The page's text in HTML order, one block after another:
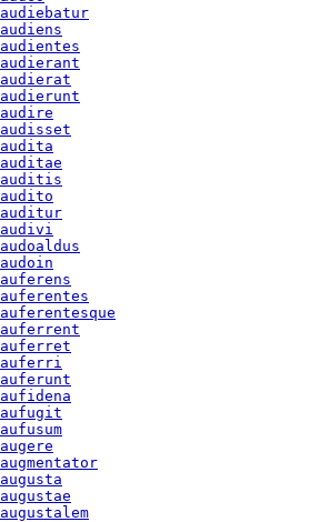
audiebatur
audiens
audientes
audierant
audierat
audierunt
audire
audisset
audita
auditae
auditis
audito
auditur
audivi
audoaldus
audoin
auferens
auferentes
auferentesque
auferrent
auferret
auferri
auferunt
aufidena
aufugit
aufusum
augere
augmentator
augusta
augustae
augustalem